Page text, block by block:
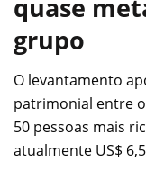
quase
grupo
O levantamento
patrimonial entre
50 pessoas mais
atualmente US$